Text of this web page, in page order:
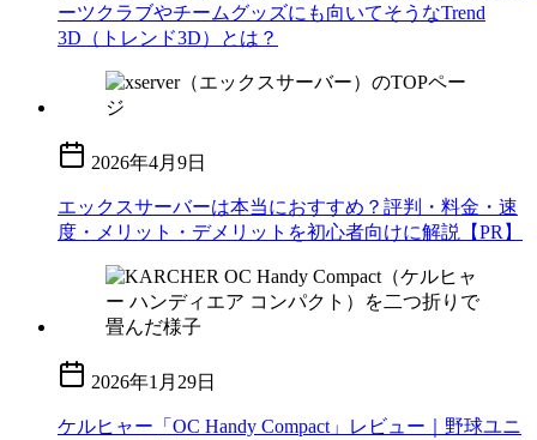
ーツクラブやチームグッズにも向いてそうなTrend
3D（トレンド3D）とは？
2026年4月9日
エックスサーバーは本当におすすめ？評判・料金・速
度・メリット・デメリットを初心者向けに解説【PR】
2026年1月29日
ケルヒャー「OC Handy Compact」レビュー｜野球ユニ